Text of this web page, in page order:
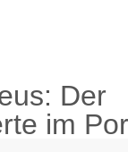
Der
im